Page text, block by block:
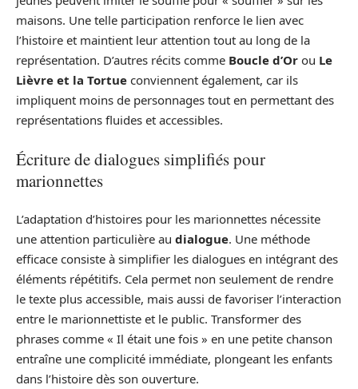
maisons. Une telle participation renforce le lien avec
l’histoire et maintient leur attention tout au long de la
représentation. D’autres récits comme Boucle d’Or ou Le
Lièvre et la Tortue conviennent également, car ils
impliquent moins de personnages tout en permettant des
représentations fluides et accessibles.
Écriture de dialogues simplifiés pour
marionnettes
L’adaptation d’histoires pour les marionnettes nécessite
une attention particulière au dialogue. Une méthode
efficace consiste à simplifier les dialogues en intégrant des
éléments répétitifs. Cela permet non seulement de rendre
le texte plus accessible, mais aussi de favoriser l’interaction
entre le marionnettiste et le public. Transformer des
phrases comme « Il était une fois » en une petite chanson
entraîne une complicité immédiate, plongeant les enfants
dans l’histoire dès son ouverture.